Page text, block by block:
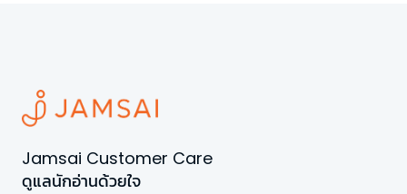
Jamsai Customer Care
ดูแลนักอ่านด้วยใจ